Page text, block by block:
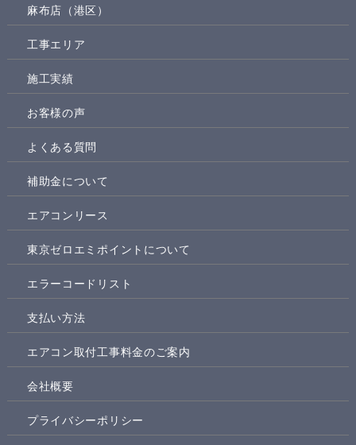
麻布店（港区）
工事エリア
施工実績
お客様の声
よくある質問
補助金について
エアコンリース
東京ゼロエミポイントについて
エラーコードリスト
支払い方法
エアコン取付工事料金のご案内
会社概要
プライバシーポリシー